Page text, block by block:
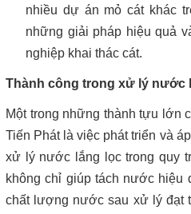
nhiều dự án mỏ cát khác
những giải pháp hiệu quả
nghiệp khai thác cát.
Thành công trong xử lý nước
Một trong những thành tựu lớn
Tiến Phát là việc phát triển và
xử lý nước lắng lọc trong quy
không chỉ giúp tách nước hiệu
chất lượng nước sau xử lý đạt